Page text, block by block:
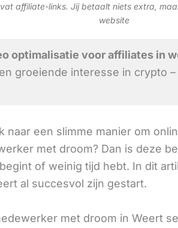
affiliate-links. Jij betaalt niets extra,
website
optimalisatie voor affiliates in
groeiende interesse in crypto
naar een slimme manier om
met droom? Dan is deze
of weinig tijd hebt. In dit
al succesvol zijn gestart.
met droom in Weert